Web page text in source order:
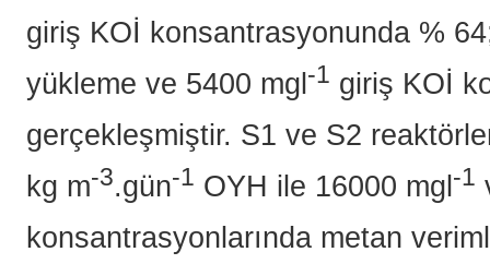
giriş KOİ konsantrasyonunda %
yükleme ve 5400 mgl-1 giriş KOİ
gerçekleşmiştir. S1 ve S2
kg m-3.gün-1 OYH ile 16000 mgl -1
konsantrasyonlarında metan